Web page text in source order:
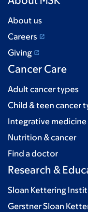
About us
Careers
Giving
Cancer Care
Adult cancer types
Child & teen cancer
Integrative medicine
Nutrition & cancer
Find a doctor
Research &
Sloan Kettering
Gerstner Sloan